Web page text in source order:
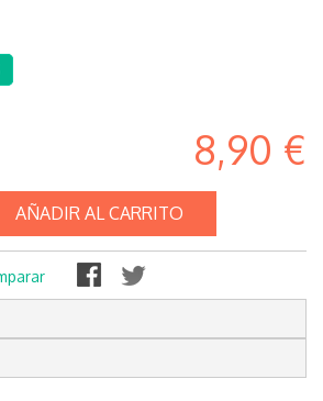
8,90 €
AÑADIR AL CARRITO